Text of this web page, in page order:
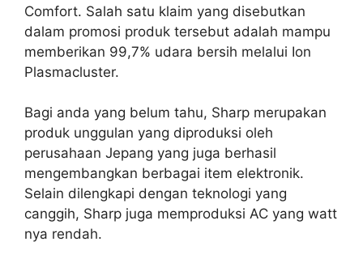
Comfort. Salah satu klaim yang disebutkan
dalam promosi produk tersebut adalah mampu
memberikan 99,7% udara bersih melalui Ion
Plasmacluster.
Bagi anda yang belum tahu, Sharp merupakan
produk unggulan yang diproduksi oleh
perusahaan Jepang yang juga berhasil
mengembangkan berbagai item elektronik.
Selain dilengkapi dengan teknologi yang
canggih, Sharp juga memproduksi AC yang watt
nya rendah.